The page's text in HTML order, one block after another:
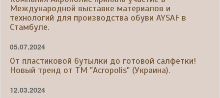
Международной выставке материалов и
технологий для производства обуви AYSAF в
Стамбуле.
05.07.2024
От пластиковой бутылки до готовой салфетки!
Новый тренд от ТМ "Acropolis" (Украина).
12.03.2024